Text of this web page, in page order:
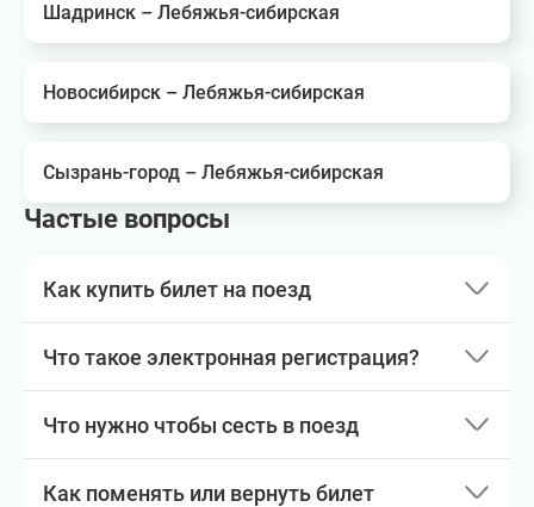
Шадринск – Лебяжья-сибирская
Новосибирск – Лебяжья-сибирская
Сызрань-город – Лебяжья-сибирская
Частые вопросы
Как купить билет на поезд
Что такое электронная регистрация?
Что нужно чтобы сесть в поезд
Как поменять или вернуть билет